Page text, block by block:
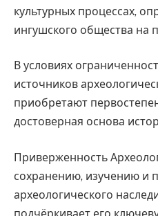
культурных процессах,
ингушского общества на
В условиях
источников
приобретают
достоверная основа
Приверженность
сохранению, изучению и
археологического